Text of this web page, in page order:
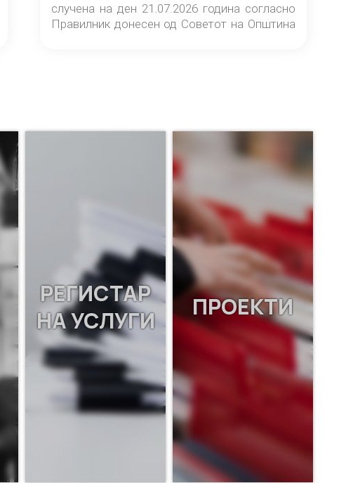
случена на ден 21.07.2026 година согласно
Правилник донесен од Советот на Општина
РЕГИСТАР
НА УСЛУГИ
ПРОЕКТИ